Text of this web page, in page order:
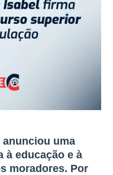
anunciou uma
à educação e à
moradores. Por